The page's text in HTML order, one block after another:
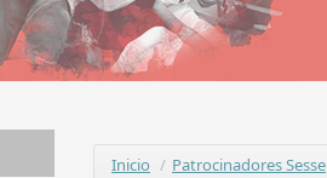
Inicio / Patrocinadores